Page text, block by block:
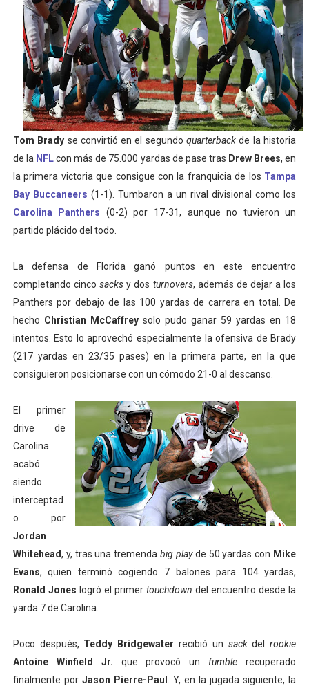
Mundial de Fórmula 1 2026 - Lando Norris consigue
Campeonato de Europa de saltos 2026 (París,
Tour de Francia femenino 2026 - Etapa 6
Women's Pro Baseball League 2026
Campeonato de Europa en aguas abiertas 2026
Tom Brady se convirtió en el segundoquarterback de la historia
de la NFLcon más de 75.000 yardas de pase tras Drew Brees, en
la primera victoria que consigue con la franquicia de los Tampa
Bay Buccaneers (1-1). Tumbaron a un rival divisional como los
Carolina Panthers (0-2) por 17-31, aunque no tuvieron un
partido plácido del todo.
La defensa de Florida ganó puntos en este encuentro
completando cincosacks y dos turnovers, además de dejar a los
Panthers por debajo de las 100 yardas de carrera en total. De
hecho Christian McCaffreysolo pudo ganar 59 yardas en 18
intentos. Esto lo aprovechó especialmente la ofensiva de Brady
(217 yardas en 23/35 pases) en la primera parte, en la que
consiguieron posicionarse con un cómodo 21-0 al descanso.
El primer
drive de
Carolina
acabó
siendo
interceptad
o por
Jordan
Whitehead, y, tras una tremendabig playde 50 yardas con Mike
Evans, quien terminó cogiendo 7 balones para 104 yardas,
Ronald Jones logró el primertouchdown del encuentro desde la
yarda 7 de Carolina.
Poco después, Teddy Bridgewater recibió un sackdelrookie
Antoine Winfield Jr. que provocó un fumble recuperado
finalmente por Jason Pierre-Paul
. Y, en la jugada siguiente, la